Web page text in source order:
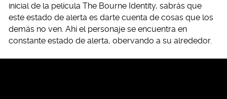
inicial de la película The Bourne Identity, sabrás que
este estado de alerta es darte cuenta de cosas que los
demás no ven. Ahí el personaje se encuentra en
constante estado de alerta, obervando a su alrededor.